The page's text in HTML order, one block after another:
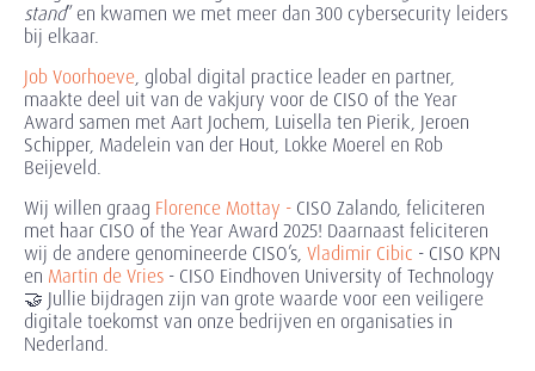
stand” en kwamen we met meer dan 300 cybersecurity leiders
bij elkaar.
Job Voorhoeve, global digital practice leader en partner,
maakte deel uit van de vakjury voor de CISO of the Year
Award samen met Aart Jochem, Luisella ten Pierik, Jeroen
Schipper, Madelein van der Hout, Lokke Moerel en Rob
Beijeveld.
Wij willen graag Florence Mottay - CISO Zalando, feliciteren
met haar CISO of the Year Award 2025! Daarnaast feliciteren
wij de andere genomineerde CISO’s, Vladimir Cibic - CISO KPN
en Martin de Vries - CISO Eindhoven University of Technology
🤝 Jullie bijdragen zijn van grote waarde voor een veiligere
digitale toekomst van onze bedrijven en organisaties in
Nederland.